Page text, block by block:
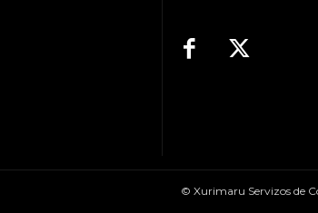
© Xurimaru Servizos de